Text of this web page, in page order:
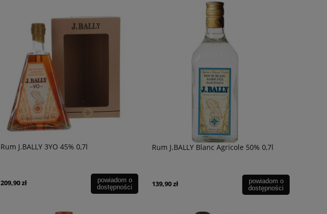
Rum J.BALLY 3YO 45% 0,7l
209,90 zł
powiadom o
dostępności
Rum J.BALLY Blanc Agricole 50% 0,7l
139,90 zł
powiadom o
dostępności